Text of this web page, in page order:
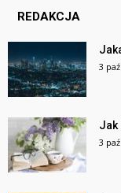
REDAKCJA
3
Jak
3